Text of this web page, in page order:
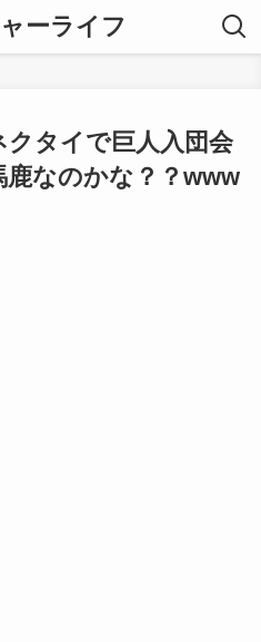
ーライフ
タイで巨人入団会
なのかな？？www